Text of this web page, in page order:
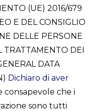
(UE) 2016/679
E DEL CONSIGLIO
DELLE PERSONE
TRATTAMENTO DEI
DATA
Dichiaro di aver
consapevole che i
sono tutti